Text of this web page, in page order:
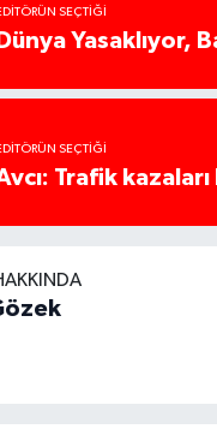
SEÇTIĞI
Dünya Yasaklıyor,
SEÇTIĞI
Trafik